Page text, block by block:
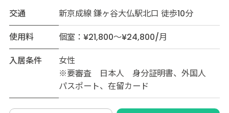
交通
新京成線 鎌ヶ谷大仏駅北口 徒歩10分
使用料
個室：¥21,800～¥24,800/月
入居条件
女性
※要審査 日本人 身分証明書、外国人
パスポート、在留カード